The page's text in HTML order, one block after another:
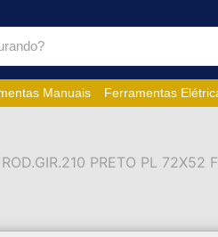
Manuais Ferramentas
PRETO PL 72X52